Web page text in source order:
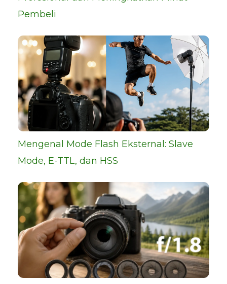
Pembeli
Mengenal Mode Flash Eksternal: Slave
Mode, E-TTL, dan HSS